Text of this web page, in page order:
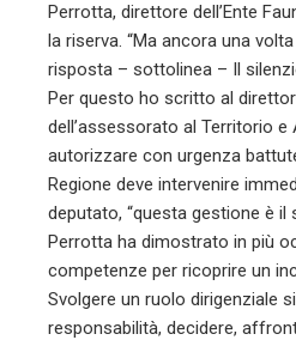
Perrotta, direttore dell’Ente
la riserva. “Ma ancora una
risposta – sottolinea – Il
Per questo ho scritto al
dell’assessorato al Territorio e
autorizzare con urgenza
Regione deve intervenire
deputato, “questa gestione è
Perrotta ha dimostrato in più
competenze per ricoprire un
Svolgere un ruolo dirigenziale
responsabilità, decidere,